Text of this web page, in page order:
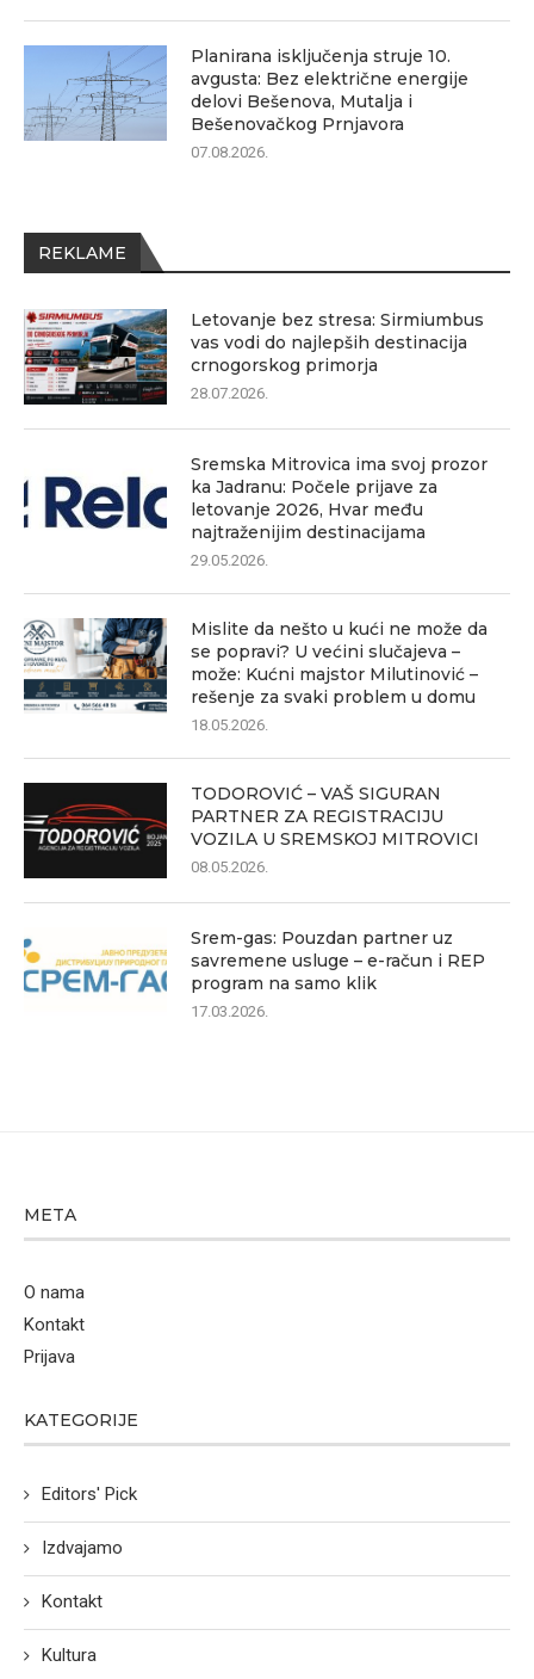
Planirana isključenja struje 10.
avgusta: Bez električne energije
delovi Bešenova, Mutalja i
Bešenovačkog Prnjavora
07.08.2026.
REKLAME
Letovanje bez stresa: Sirmiumbus
vas vodi do najlepših destinacija
crnogorskog primorja
28.07.2026.
Sremska Mitrovica ima svoj prozor
ka Jadranu: Počele prijave za
letovanje 2026, Hvar među
najtraženijim destinacijama
29.05.2026.
Mislite da nešto u kući ne može da
se popravi? U većini slučajeva –
može: Kućni majstor Milutinović –
rešenje za svaki problem u domu
18.05.2026.
TODOROVIĆ – VAŠ SIGURAN
PARTNER ZA REGISTRACIJU
VOZILA U SREMSKOJ MITROVICI
08.05.2026.
Srem-gas: Pouzdan partner uz
savremene usluge – e-račun i REP
program na samo klik
17.03.2026.
META
O nama
Kontakt
Prijava
KATEGORIJE
Editors' Pick
Izdvajamo
Kontakt
Kultura